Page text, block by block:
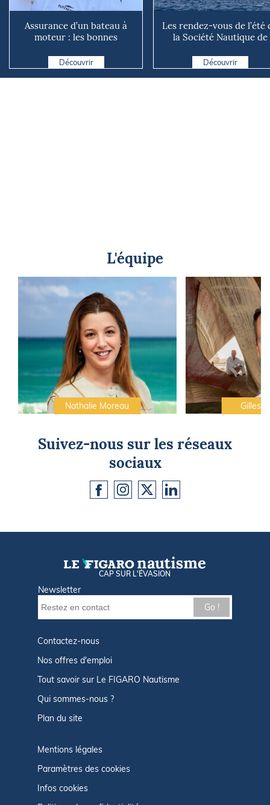
Assurance d’un bateau à
moteur : les bonnes
d...
Découvrir
Les rendez-vous de l’été
la Société Nautique de
Découvrir
L'équipe
Nathalie Moreau Gilles
Suivez-nous sur les réseaux
sociaux
CAP SUR L'ÉVASION
Newsletter
Go !
Contactez-nous
Nos offres d'emploi
Tout savoir sur Le FIGARO Nautisme
Qui sommes-nous ?
Plan du site
Mentions légales
Paramètres des cookies
Infos cookies